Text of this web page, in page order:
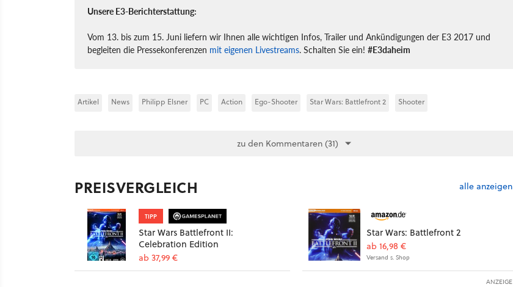
Unsere E3-Berichterstattung:
Vom 13. bis zum 15. Juni liefern wir Ihnen alle wichtigen Infos, Trailer und Ankündigungen der E3 2017 und
begleiten die Pressekonferenzen mit eigenen Livestreams. Schalten Sie ein! #E3daheim
Artikel News Philipp Elsner PC Action Ego-Shooter Star Wars: Battlefront 2 Shooter
zu den Kommentaren (31)
PREISVERGLEICH alle anzeigen
TIPP
Star Wars Battlefront II:
Celebration Edition
ab 37,99 €
Star Wars: Battlefront 2
ab 16,98 €
Versand s. Shop
ANZEIGE